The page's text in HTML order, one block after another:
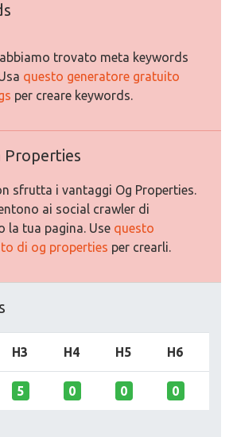
trovato meta keywords
questo generatore gratuito
per creare keywords.
Properties
sfrutta i vantaggi Og Properties.
ai social crawler di
la tua pagina. Use questo
di og properties per crearli.
H3 H4 H5 H6
5 0 0 0